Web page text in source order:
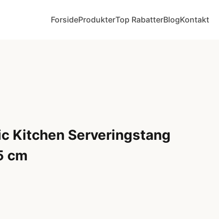
ForsideProdukterTop RabatterBlogKontakt
Kitchen Serveringstang
cm